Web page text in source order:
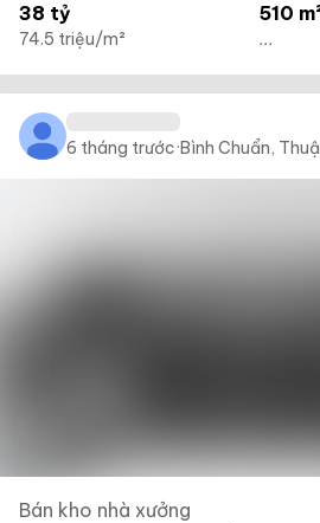
38 tỷ
74.5 triệu/m²
510
...
6 tháng trước·Bình Chuẩn,
Bán kho nhà xưởng